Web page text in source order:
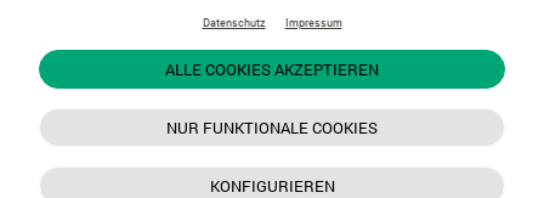
Datenschutz Impressum
ALLE COOKIES AKZEPTIEREN
NUR FUNKTIONALE COOKIES
KONFIGURIEREN